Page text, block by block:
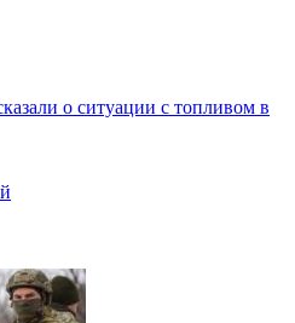
о ситуации с топливом в